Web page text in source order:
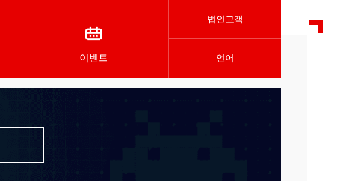
이벤트
법인고객
언어